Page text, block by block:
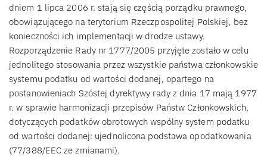
dniem 1 lipca 2006 r. stają się częścią porządku prawnego,
obowiązującego na terytorium Rzeczpospolitej Polskiej, bez
konieczności ich implementacji w drodze ustawy.
Rozporządzenie Rady nr 1777/2005 przyjęte zostało w celu
jednolitego stosowania przez wszystkie państwa członkowskie
systemu podatku od wartości dodanej, opartego na
postanowieniach Szóstej dyrektywy rady z dnia 17 mają 1977
r. w sprawie harmonizacji przepisów Państw Członkowskich,
dotyczących podatków obrotowych wspólny system podatku
od wartości dodanej: ujednolicona podstawa opodatkowania
(77/388/EEC ze zmianami).